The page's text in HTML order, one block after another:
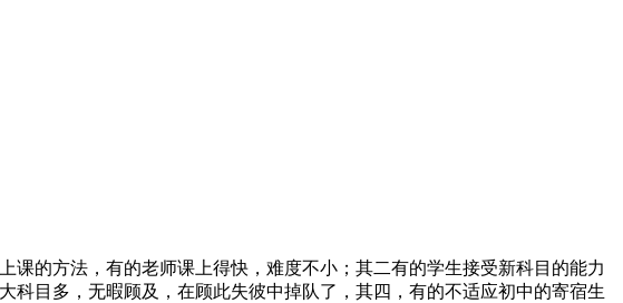
的方法，有的老师课上得快，难度不小；其二有的学生接受新科目的能力
目多，无暇顾及，在顾此失彼中掉队了，其四，有的不适应初中的寄宿生